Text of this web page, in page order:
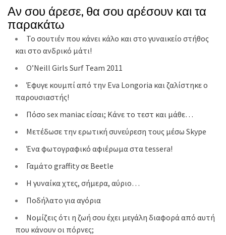
Αν σου άρεσε, θα σου αρέσουν και τα
παρακάτω
Το σουτιέν που κάνει κάλο και στο γυναικείο στήθος
και στο ανδρικό μάτι!
O’Neill Girls Surf Team 2011
Έφυγε κουμπί από την Eva Longoria και ζαλίστηκε ο
παρουσιαστής!
Πόσο sex maniac είσαι; Κάνε το τεστ και μάθε…
Μετέδωσε την ερωτική συνεύρεση τους μέσω Skype
Ένα φωτογραφικό αφιέρωμα στα tessera!
Γαμάτο graffity σε Beetle
Η γυναίκα χτες, σήμερα, αύριο…
Ποδήλατο για αγόρια
Νομίζεις ότι η ζωή σου έχει μεγάλη διαφορά από αυτή
που κάνουν οι πόρνες;